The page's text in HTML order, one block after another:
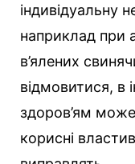
індивідуальну
наприклад при
в’ялених
відмовитися, в
здоров’ям
корисні